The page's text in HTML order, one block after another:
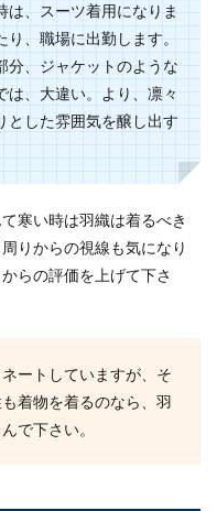
方をしてしまうと、おしゃれ
らしない髭面になってしまう
しゃれな男性に変身す
に憧れてはいるものの、シェ
を使ってどう整えればいいの
職業柄、筋肉を鍛えている人が
は、スーツ着用になりま
り、職場に出勤します。
分、ジャケットのような
は、大違い。より、凛々
とした雰囲気を醸し出す
寒い時は羽織は着るべき
りからの視線も気になり
らの評価を上げて下さ
ートしていますが、そ
着物を着るのなら、羽
で下さい。